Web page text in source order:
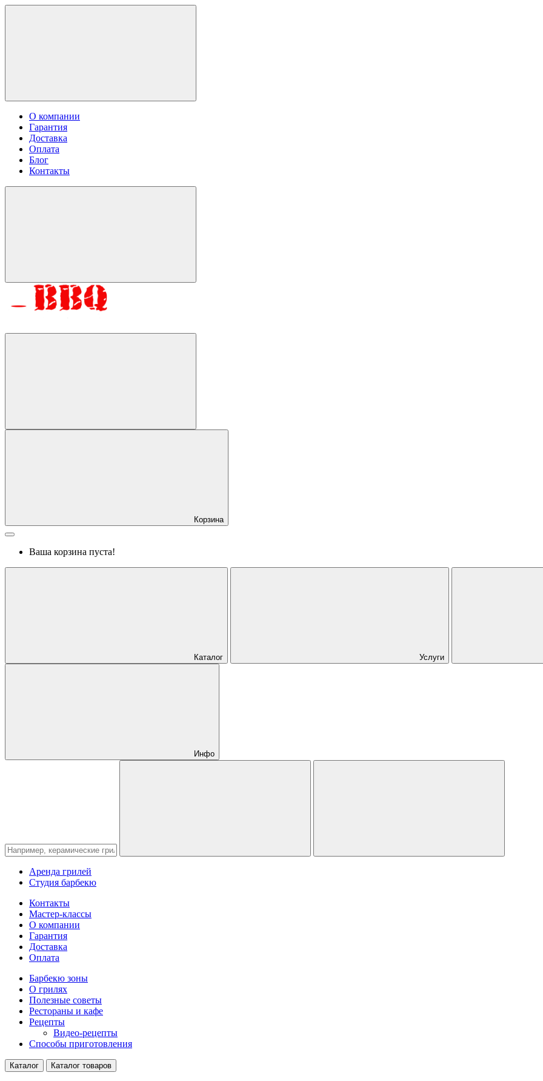
О компании
Гарантия
Доставка
Оплата
Блог
Контакты
Корзина
Ваша корзина пуста!
Каталог Услуги
Инфо
Аренда грилей
Студия барбекю
Контакты
Мастер-классы
О компании
Гарантия
Доставка
Оплата
Барбекю зоны
О грилях
Полезные советы
Рестораны и кафе
Рецепты
Видео-рецепты
Способы приготовления
Каталог Каталог товаров